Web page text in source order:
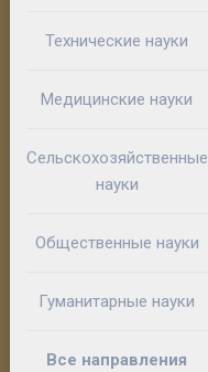
Технические науки
Медицинские науки
Сельскохозяйственные
науки
Общественные науки
Гуманитарные науки
Все направления